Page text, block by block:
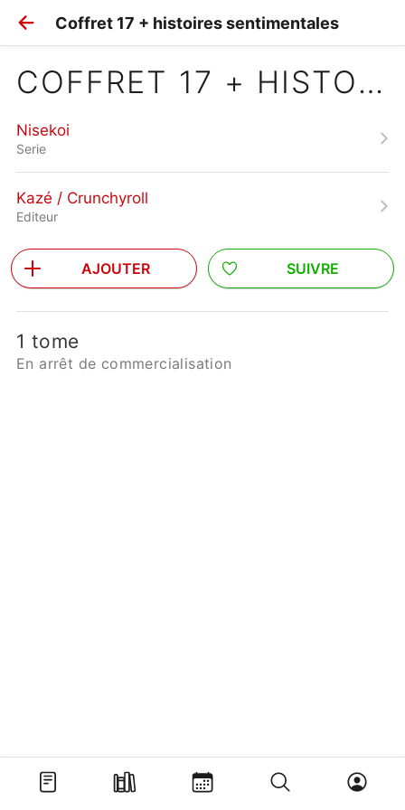
Coffret 17 + histoires sentimentales
COFFRET 17 + HISTOIRES SENTIMENTALES
Nisekoi
Serie
Kazé / Crunchyroll
Editeur
AJOUTER SUIVRE
1 tome
En arrêt de commercialisation